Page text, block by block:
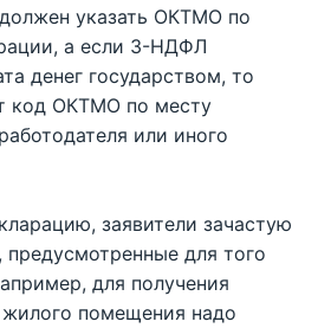
указать ОКТМО по
а если 3-НДФЛ
денег государством, то
код ОКТМО по месту
или иного
заявители зачастую
предусмотренные для того
для получения
помещения надо